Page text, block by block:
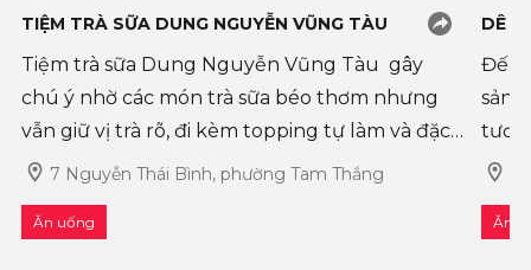
TIỆM TRÀ SỮA DUNG NGUYỄN VŨNG TÀU
Tiệm trà sữa Dung Nguyễn Vũng Tàu gây
chú ý nhờ các món trà sữa béo thơm nhưng
vẫn giữ vị trà rõ, đi kèm topping tự làm và đặc
biệt là món sốt cốm dẻo đang được nhiều bạn
7 Nguyễn Thái Bình, phường Tam Thắng
Ăn uống
DÊ
Đến
sản
tươi
Ăn